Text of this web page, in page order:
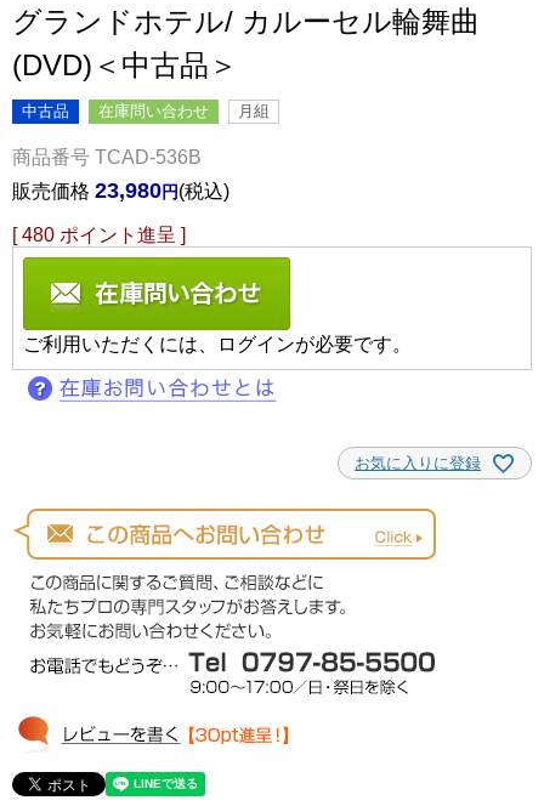
グランドホテル/ カルーセル輪舞曲
(DVD)＜中古品＞
中古品 在庫問い合わせ 月組
商品番号 TCAD-536B
販売価格 23,980 税込
[ 480 ポイント進呈 ]
ご利用いただくには、ログインが必要です。
お気に入りに登録